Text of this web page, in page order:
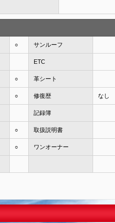
○ サンルーフ
ETC
○ 革シート
○ 修復歴 なし
記録簿
○ 取扱説明書
○ ワンオーナー